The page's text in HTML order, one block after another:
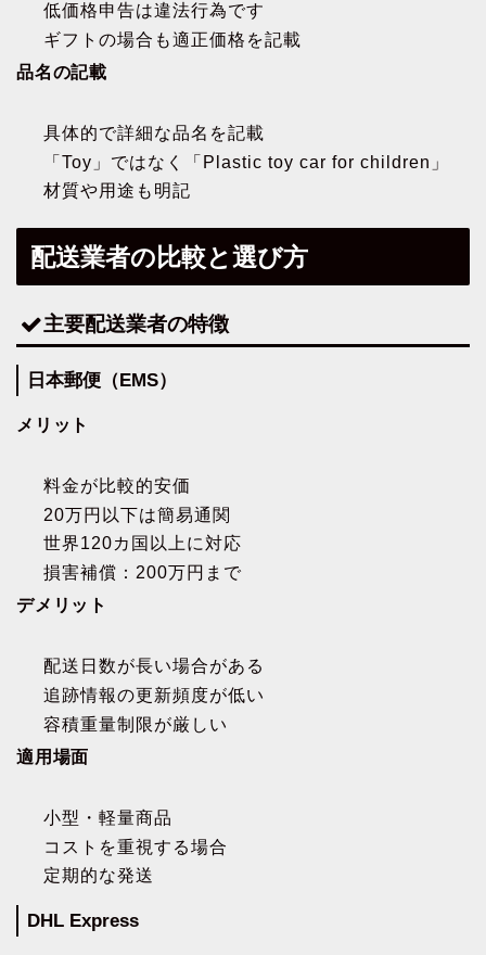
低価格申告は違法行為です
ギフトの場合も適正価格を記載
品名の記載
具体的で詳細な品名を記載
「Toy」ではなく「Plastic toy car for children」
材質や用途も明記
配送業者の比較と選び方
主要配送業者の特徴
日本郵便（EMS）
メリット
料金が比較的安価
20万円以下は簡易通関
世界120カ国以上に対応
損害補償：200万円まで
デメリット
配送日数が長い場合がある
追跡情報の更新頻度が低い
容積重量制限が厳しい
適用場面
小型・軽量商品
コストを重視する場合
定期的な発送
DHL Express